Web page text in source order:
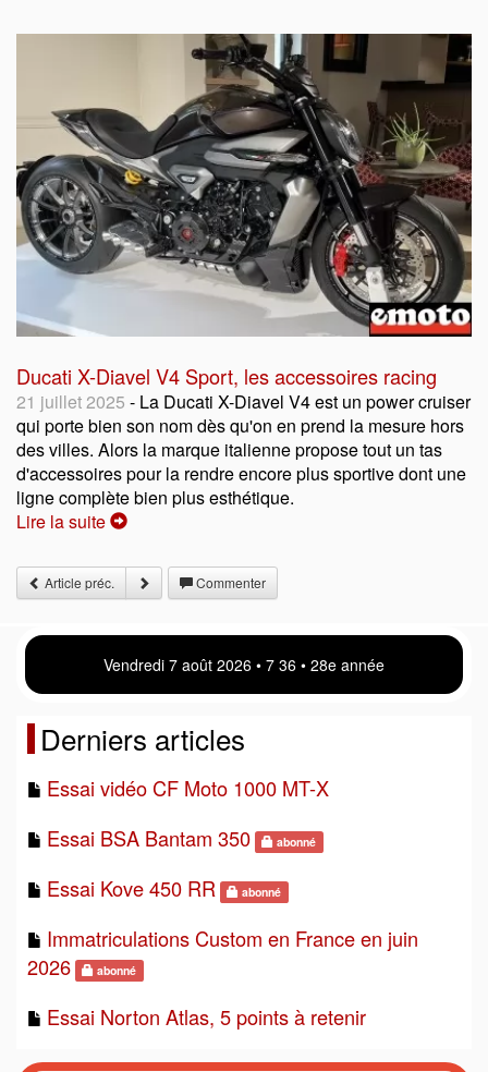
Ducati X-Diavel V4 Sport, les accessoires racing
21 juillet 2025 - La Ducati X-Diavel V4 est un power cruiser
qui porte bien son nom dès qu'on en prend la mesure hors
des villes. Alors la marque italienne propose tout un tas
d'accessoires pour la rendre encore plus sportive dont une
ligne complète bien plus esthétique.
Lire la suite
Article préc. Commenter
Vendredi 7 août 2026 • 7:36 • 28e année
Derniers articles
Essai vidéo CF Moto 1000 MT-X
Essai BSA Bantam 350
abonné
Essai Kove 450 RR abonné
Immatriculations Custom en France en juin
2026
abonné
Essai Norton Atlas, 5 points à retenir